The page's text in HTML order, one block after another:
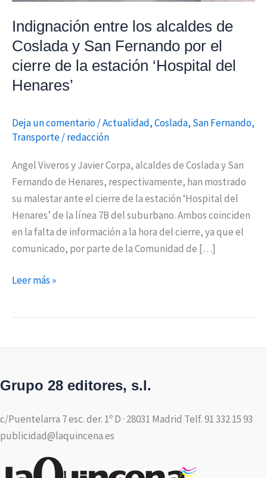
Indignación entre los alcaldes de
Coslada y San Fernando por el
cierre de la estación ‘Hospital del
Henares’
Deja un comentario/Actualidad,Coslada, San Fernando,
Transporte/redacción
Angel Viveros y Javier Corpa, alcaldes de Coslada y San
Fernando de Henares, respectivamente, han mostrado
su malestar ante el cierre de la estación ‘Hospital del
Henares’ de la línea 7B del suburbano. Ambos coinciden
en la falta de información a la hora del cierre, ya que el
comunicado, por parte de la Comunidad de […]
por
el
cierre
de
‘Hospital
Henares’
Leer más »
Grupo 28 editores, s.l.
c/Puentelarra 7 esc. der. 1º D · 28031 Madrid Telf. 91 332 15 93
publicidad@laquincena.es